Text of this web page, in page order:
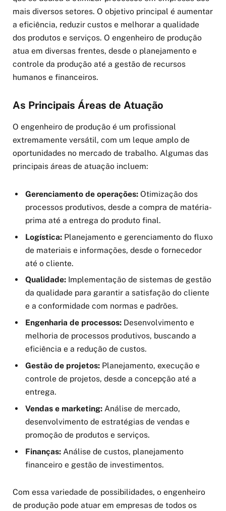
mais diversos setores. O objetivo principal é aumentar
a eficiência, reduzir custos e melhorar a qualidade
dos produtos e serviços. O engenheiro de produção
atua em diversas frentes, desde o planejamento e
controle da produção até a gestão de recursos
humanos e financeiros.
As Principais Áreas de Atuação
O engenheiro de produção é um profissional
extremamente versátil, com um leque amplo de
oportunidades no mercado de trabalho. Algumas das
principais áreas de atuação incluem:
Gerenciamento de operações: Otimização dos
processos produtivos, desde a compra de matéria-
prima até a entrega do produto final.
Logística: Planejamento e gerenciamento do fluxo
de materiais e informações, desde o fornecedor
até o cliente.
Qualidade: Implementação de sistemas de gestão
da qualidade para garantir a satisfação do cliente
e a conformidade com normas e padrões.
Engenharia de processos: Desenvolvimento e
melhoria de processos produtivos, buscando a
eficiência e a redução de custos.
Gestão de projetos: Planejamento, execução e
controle de projetos, desde a concepção até a
entrega.
Vendas e marketing: Análise de mercado,
desenvolvimento de estratégias de vendas e
promoção de produtos e serviços.
Finanças: Análise de custos, planejamento
financeiro e gestão de investimentos.
Com essa variedade de possibilidades, o engenheiro
de produção pode atuar em empresas de todos os